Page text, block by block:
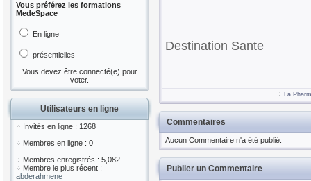
Vous préférez les formations
MedeSpace
En ligne
présentielles
Vous devez être connecté(e) pour
voter.
Utilisateurs en ligne
Invités en ligne : 1268
Membres en ligne : 0
Membres enregistrés : 5,082
Membre le plus récent :
abderahmene
Destination Sante
La
Commentaires
Aucun Commentaire n'a été publié.
Publier un Commentaire